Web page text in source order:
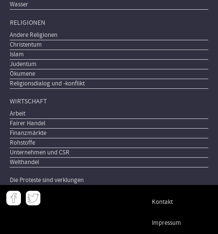
Wasser
RELIGIONEN
Andere Religionen
Christentum
Islam
Judentum
Ökumene
Religionsdialog und -konflikt
WIRTSCHAFT
Arbeit
Fairer Handel
Finanzmärkte
Rohstoffe
Unternehmen und CSR
Welthandel
Die Proteste sind verklungen
Meta
- Kontakt
Impressum